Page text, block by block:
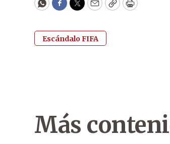
WhatsApp
Facebook
Twitter
EmailCopyPrint
Escándalo FIFA
Más